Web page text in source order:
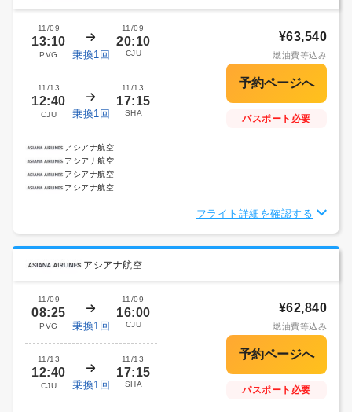
11/09
13:10
PVG 乗換1回
11/09
20:10
CJU
11/13
12:40
CJU 乗換1回
11/13
17:15
SHA
¥63,540
燃油費等込み
パスポート必要
アシアナ航空
アシアナ航空
アシアナ航空
アシアナ航空
フライト詳細を確認する
アシアナ航空
11/09
08:25
PVG 乗換1回
11/09
16:00
CJU
11/13
12:40
CJU 乗換1回
11/13
17:15
SHA
¥62,840
燃油費等込み
パスポート必要